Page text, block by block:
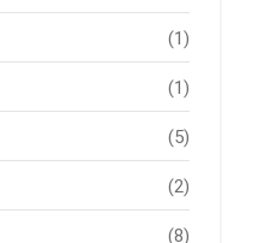
(1)
(1)
(5)
(2)
(8)